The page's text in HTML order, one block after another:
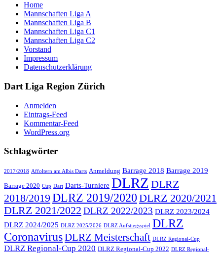
Home
Mannschaften Liga A
Mannschaften Liga B
Mannschaften Liga C1
Mannschaften Liga C2
Vorstand
Impressum
Datenschutzerklärung
Dart Liga Region Zürich
Anmelden
Eintrags-Feed
Kommentar-Feed
WordPress.org
Schlagwörter
2017/2018 Affoltern am Albis Darts Anmeldung Barrage 2018 Barrage 2019
Barrage 2020 Cup Dart Darts-Turniere DLRZ DLRZ
2018/2019 DLRZ 2019/2020 DLRZ 2020/2021
DLRZ 2021/2022 DLRZ 2022/2023 DLRZ 2023/2024
DLRZ 2024/2025 DLRZ 2025/2026 DLRZ Aufstiegsspiel DLRZ
CoronavirusDLRZ Meisterschaft DLRZ Regional-Cup
DLRZ Regional-Cup 2020 DLRZ Regional-Cup 2022 DLRZ Regional-